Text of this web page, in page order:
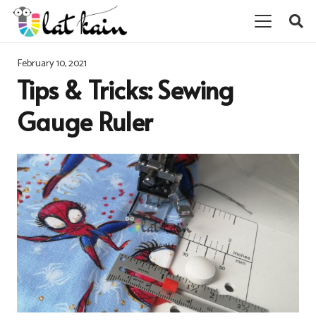
February 10, 2021
Tips & Tricks: Sewing
Gauge Ruler